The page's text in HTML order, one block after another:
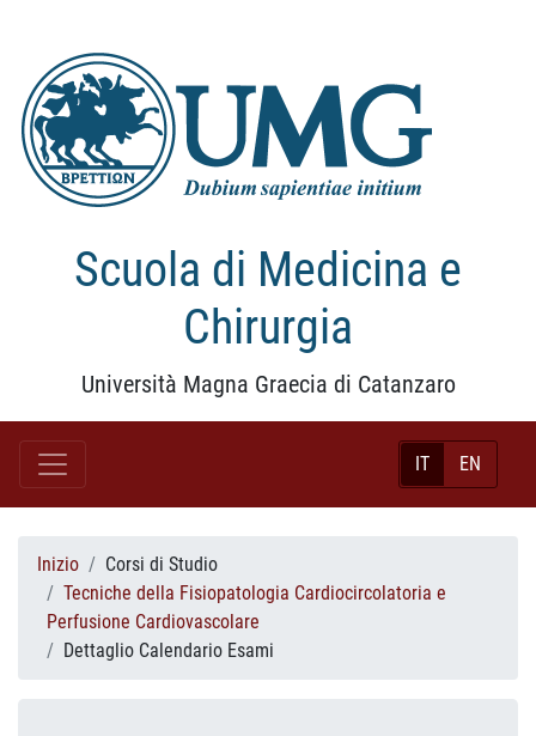
Scuola di Medicina e
Chirurgia
Università Magna Graecia di Catanzaro
IT EN
Inizio
Corsi di Studio
Tecniche della Fisiopatologia Cardiocircolatoria e
Perfusione Cardiovascolare
Dettaglio Calendario Esami